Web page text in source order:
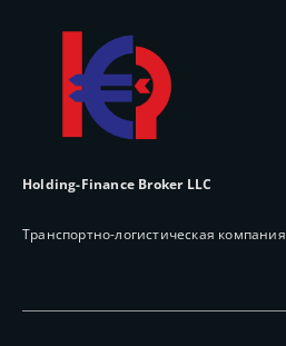
Holding-Finance Broker LLC
Транспортно-логистическая компания